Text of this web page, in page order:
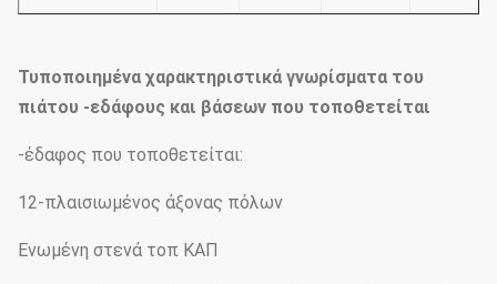
Τυποποιημένα χαρακτηριστικά γνωρίσματα του
πιάτου -εδάφους και βάσεων που τοποθετείται
-έδαφος που τοποθετείται:
12-πλαισιωμένος άξονας πόλων
Ενωμένη στενά τοπ ΚΑΠ